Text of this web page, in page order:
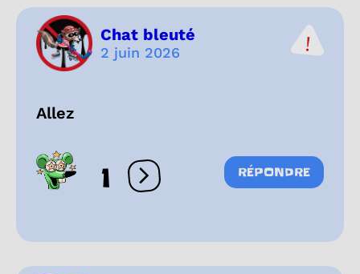
Chat bleuté
2 juin 2026
Allez
1 Ouvrir les réactions
RÉPONDRE